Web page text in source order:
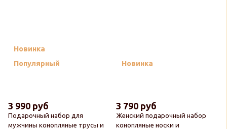
Новинка
Популярный
Подарочный набор для
мужчины конопляные трусы и
3 990 руб
Новинка
Женский подарочный набор
конопляные носки и
3 790 руб